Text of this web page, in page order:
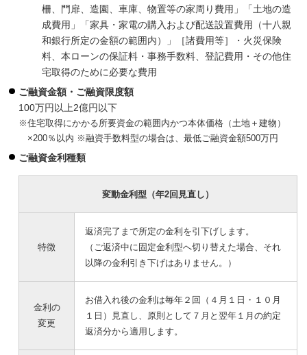
柵、門扉、造園、車庫、物置等の家周り費用」「土地の造
成費用」「家具・家電の購入および配送設置費用（十八親
和銀行所定の金額の範囲内）」［諸費用等］・火災保険
料、本ローンの保証料・事務手数料、登記費用・その他住
宅取得のために必要な費用
ご融資金額・ご融資限度額
100万円以上2億円以下
※住宅取得にかかる所要資金の範囲内かつ本体価格（土地＋建物）
×200％以内 ※融資手数料型の場合は、最低ご融資金額500万円
ご融資金利種類
変動金利型（年2回見直し）
特徴
返済完了まで所定の金利を引下げします。
（ご返済中に固定金利型へ切り替えた場合、それ
以降の金利引き下げはありません。）
金利の
変更
お借入れ後の金利は毎年２回（４月１日・１０月
１日）見直し、原則として７月と翌年１月の約定
返済分から適用します。